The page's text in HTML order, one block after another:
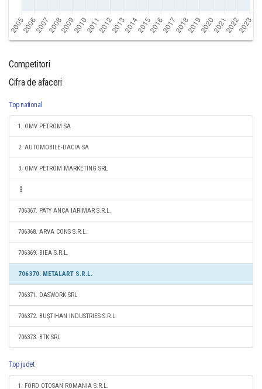
Competitori
Cifra de afaceri
Top national
1. OMV PETROM SA
2. AUTOMOBILE-DACIA SA
3. OMV PETROM MARKETING SRL
706367. PATY ANCA IARIMAR S.R.L.
706368. ARVA CONS S.R.L.
706369. BIEA S.R.L.
706370. METALART S.R.L.
706371. DASWORK SRL
706372. BUŞTIHAN INDUSTRIES S.R.L.
706373. BTK SRL
Top judet
1. FORD OTOSAN ROMANIA S.R.L.